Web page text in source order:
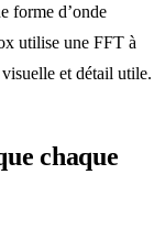
forme d’onde
utilise une FFT à
et détail utile.
chaque